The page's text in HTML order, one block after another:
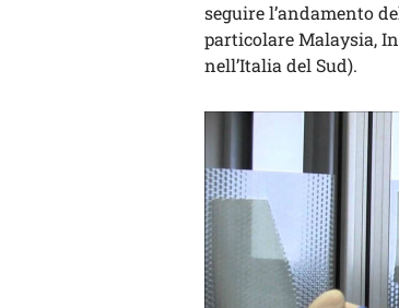
seguire l’andamento
particolare Malaysia,
nell’Italia del Sud).